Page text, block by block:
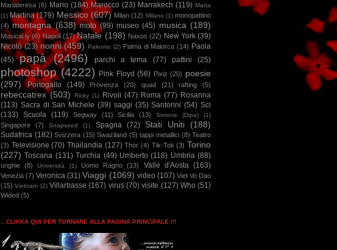
Mariateresa (6) Mario (184) Marocco (23) Marrakech (119) Marta
(1) Martina (179) Messico (607) Milan (12) Milano (1) monopattino
(4) montagna (638) moto (99) museo (45) musica (189)
Musical.ly (6) Napoli (17) Natale (198) Naxos (22) New York (39)
Nicolò (23) nonni (459) Palermo (2) Palma di Maiorca (14) Paola
(45)
papà (2496) parchi a tema (77) pattini (25)
photoshop (4222) Pink Floyd (56) Pixiz (20) poesie
(297)
Portogallo (149) Provenza (20) quad (21) rafting (5)
rebeccatrex (503) Ricky (1) Rivoli (47) Roma (77) Rosanna
(113) Sacra di San Michele (39) saggi (35) Santorini (54) Sci
(133) Scuola (119) Segway (11) Sicilia (13) Simone (Dipa) (1)
Singapore (7) Snapseed (1) Spagna (72) Stati Uniti (188)
Sudafrica (182) Svizzera (15) Swaziland (5) tappi metallici (8) Teatro
(3) Televisione (70) Thailandia (127) Thor (4) Tik-Tok (3) Torino
(227) Toscana (131) Turchia (49) Umberto (118) Umbria (88)
unghie (8) Università (1) Uomo Ragno (13) Valle d'Aosta (163)
Venezia (7) Veronica (31) Viaggi (1069) video (107) Viet Vo Dao
(15) Vietnam (2) Villarbasse (167) virus (70) visite (127) Who (51)
Wided (5)
...CLIKKA QUI PER TORNARE ALLA PAGINA PRINCIPALE !!!